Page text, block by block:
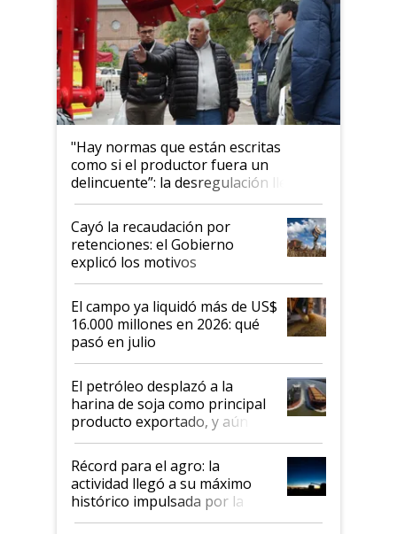
"Hay normas que están escritas
como si el productor fuera un
delincuente”: la desregulación llegó
al Congreso Aapresid y hasta se
habló del financiamiento al IPCVA
Cayó la recaudación por
retenciones: el Gobierno
explicó los motivos
El campo ya liquidó más de US$
16.000 millones en 2026: qué
pasó en julio
El petróleo desplazó a la
harina de soja como principal
producto exportado, y aún así
el agro aportó casi seis de cada
diez dólares y sostuvo el
liderazgo en un semestre
récord
Récord para el agro: la
actividad llegó a su máximo
histórico impulsada por la
cosecha y las exportaciones